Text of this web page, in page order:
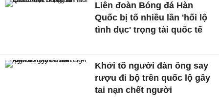
Liên đoàn Bóng đá Hàn
Quốc bị tố nhiều lần 'hối lộ
tình dục' trọng tài quốc tế
Khởi tố người đàn ông say
rượu đi bộ trên quốc lộ gây
tai nạn chết người